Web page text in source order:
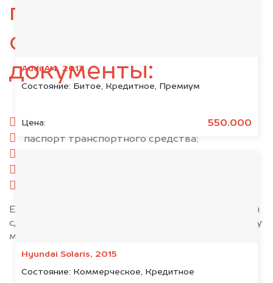
Audi A4, 2013
Состояние: Битое, Кредитное, Премиум
Цена: 550.000
Hyundai Solaris, 2015
Состояние: Коммерческое, Кредитное
подготовьте
следующие
документы:
паспорт гражданина РФ;
паспорт транспортного средства;
Если у вас нет всех документов, то наши юристы
сделают всё возможное, чтобы оформить сделку
максимально быстро!